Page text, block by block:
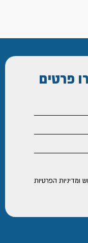
פרטים
ומדיניות הפרטיות